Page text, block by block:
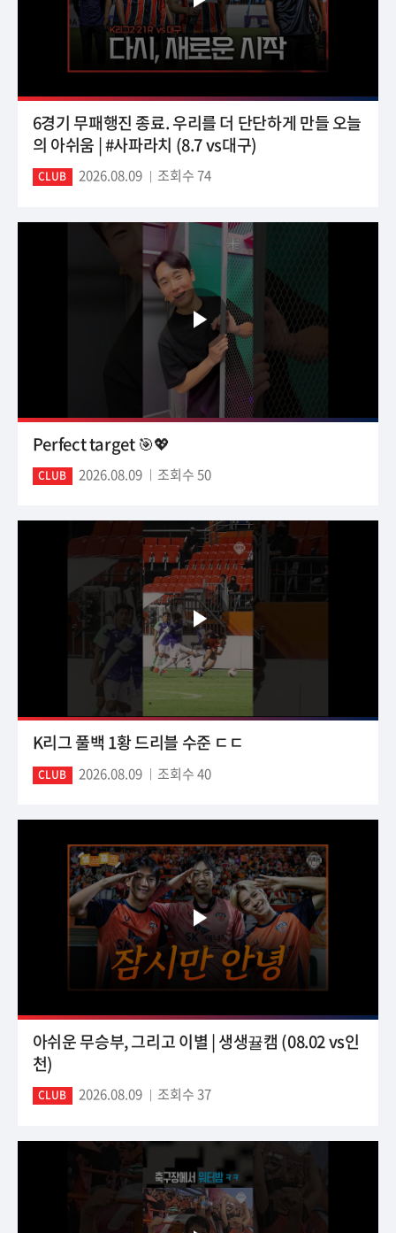
6경기 무패행진 종료. 우리를 더 단단하게 만들 오늘
의 아쉬움 | #사파라치 (8.7 vs대구)
CLUB 2026.08.09 조회수 74
Perfect target 🎯💖
CLUB 2026.08.09 조회수 50
K리그 풀백 1황 드리블 수준 ㄷㄷ
CLUB 2026.08.09 조회수 40
아쉬운 무승부, 그리고 이별 | 생생뀰캠 (08.02 vs인
천)
CLUB 2026.08.09 조회수 37